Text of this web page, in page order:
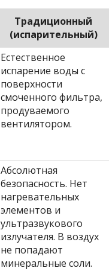
Традиционный
(испарительный)
Естественное
испарение воды с
поверхности
смоченного фильтра,
продуваемого
вентилятором.
Абсолютная
безопасность. Нет
нагревательных
элементов и
ультразвукового
излучателя. В воздух
не попадают
минеральные соли.